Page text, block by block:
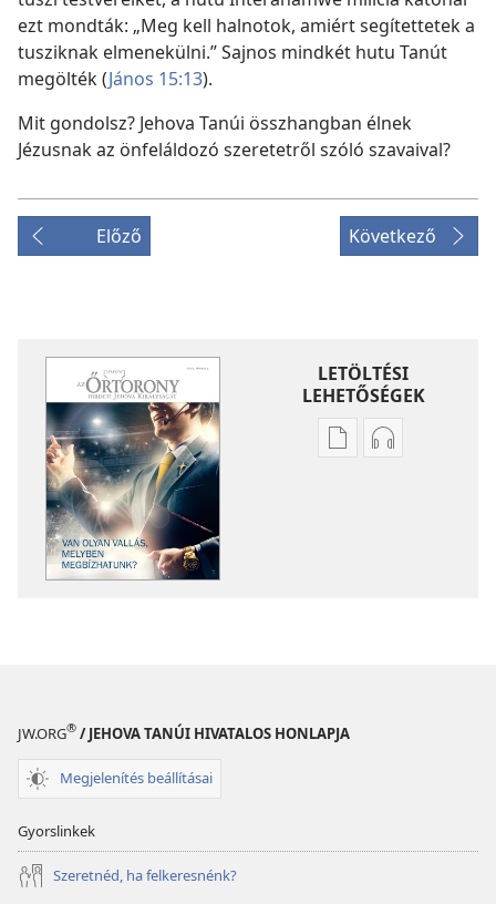
ezt mondták: „Meg kell halnotok, amiért segítettetek a
tusziknak elmenekülni.” Sajnos mindkét hutu Tanút
megölték (János 15:13).
Mit gondolsz? Jehova Tanúi összhangban élnek
Jézusnak az önfeláldozó szeretetről szóló szavaival?
Előző Következő
LETÖLTÉSI
LEHETŐSÉGEK
Kiadványok
JW.ORG® / JEHOVA TANÚI HIVATALOS HONLAPJA
Megjelenítés beállításai
Gyorslinkek
Szeretnéd, ha felkeresnénk?